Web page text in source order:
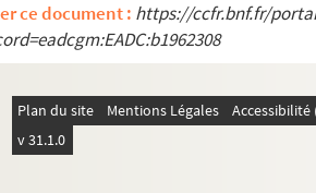
ce document : https://ccfr.bnf.fr/
Plan du site Mentions Légales
v 31.1.0